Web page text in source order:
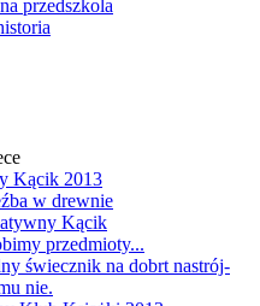
przedszkola
Kącik 2013
w drewnie
Kącik
przedmioty...
świecznik na dobrt nastrój-
nie.